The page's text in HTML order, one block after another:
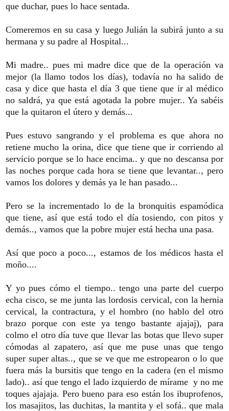
que duchar, pues lo hace sentada.
Comeremos en su casa y luego Julián la subirá junto a su
hermana y su padre al Hospital...
Mi madre.. pues mi madre dice que de la operación va
mejor (la llamo todos los días), todavía no ha salido de
casa y dice que hasta el día 3 que tiene que ir al médico
no saldrá, ya que está agotada la pobre mujer.. Ya sabéis
que la quitaron el útero y demás...
Pues estuvo sangrando y el problema es que ahora no
retiene mucho la orina, dice que tiene que ir corriendo al
servicio porque se lo hace encima.. y que no descansa por
las noches porque cada hora se tiene que levantar.., pero
vamos los dolores y demás ya le han pasado...
Pero se la incrementado lo de la bronquitis espamódica
que tiene, así que está todo el día tosiendo, con pitos y
demás.., vamos que la pobre mujer está hecha una pasa.
Así que poco a poco..., estamos de los médicos hasta el
moño....
Y yo pues cómo el tiempo.. tengo una parte del cuerpo
echa cisco, se me junta las lordosis cervical, con la hernia
cervical, la contractura, y el hombro (no hablo del otro
brazo porque con este ya tengo bastante ajajaj), para
colmo el otro día tuve que llevar las botas que llevo super
cómodas al zapatero, así que me puse unas que tengo
super super altas.., que se ve que me estropearon o lo que
fuera más la bursitis que tengo en la cadera (en el mismo
lado).. así que tengo el lado izquierdo de mírame y no me
toques ajajaja. Pero bueno para eso están los ibuprofenos,
los masajitos, las duchitas, la mantita y el sofá.. que mala